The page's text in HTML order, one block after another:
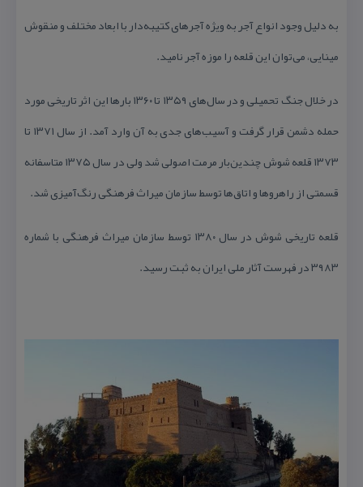
به دلیل وجود انواع آجر به ویژه آجرهای كتیبه‌دار با ابعاد مختلف و منقوش
مینایی، می‌توان این قلعه را موزه آجر نامید.
در خلال جنگ تحمیلی و در سال‌های ۱۳۵۹ تا ۱۳۶۰ بارها این اثر تاریخی مورد
حمله دشمن قرار گرفت و آسیب‌های جدی به آن وارد آمد. از سال ۱۳۷۱ تا
۱۳۷۳ قلعه شوش چندین‌بار مرمت اصولی شد ولی در سال ۱۳۷۵ متاسفانه
قسمتی از راهرو‌ها و اتاق‌ها توسط سازمان میراث فرهنگی رنگ‌آمیزی شد.
قلعه تاریخی شوش در سال ۱۳۸۰ توسط سازمان میراث فرهنگی با شماره
۳۹۸۳ در فهرست آثار ملی ایران به ثبت رسید.